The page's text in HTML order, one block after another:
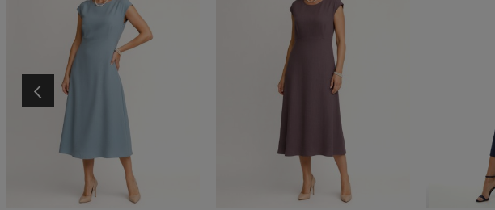
‹